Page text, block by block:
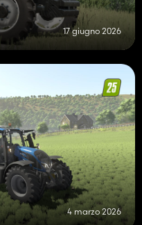
17 giugno 2026
4 marzo 2026